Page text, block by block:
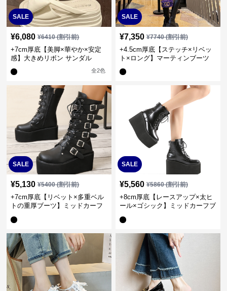
SALE
¥6,080 ¥6410(割引前)
+7cm厚底【美脚×華やか×安定
感】大きめリボン サンダル
全2色
SALE
¥7,350 ¥7740(割引前)
+4.5cm厚底【ステッチ×リベッ
ト×ロング】マーティンブーツ
SALE
¥5,130 ¥5400(割引前)
+7cm厚底【リベット×多重ベル
トの重厚ブーツ】ミッドカーフ
SALE
¥5,560 ¥5860(割引前)
+8cm厚底【レースアップ×太ヒ
ール×ゴシック】ミッドカーフブ